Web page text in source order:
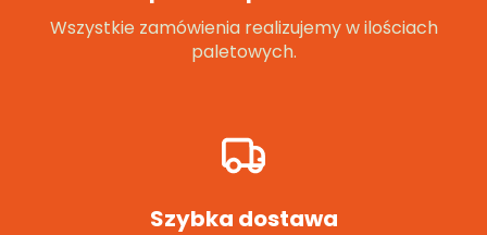
Wszystkie zamówienia realizujemy w ilościach
paletowych.
Szybka dostawa